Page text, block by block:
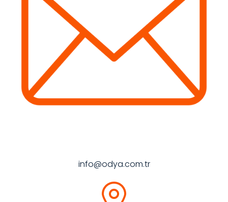
info@odya.com.tr